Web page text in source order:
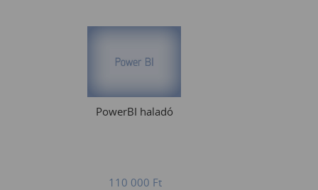
PowerBI haladó
110 000 Ft